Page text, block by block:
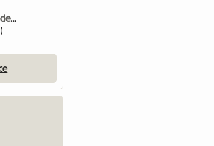
Bright Sunny Room In Macleod